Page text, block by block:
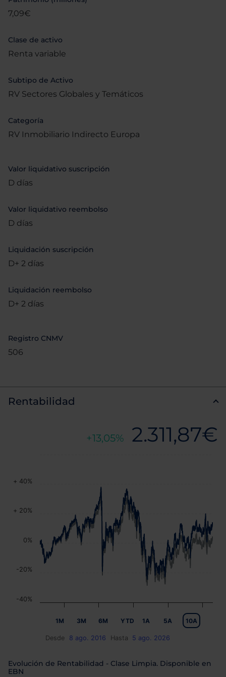
7,09€
Clase de activo
Renta variable
Subtipo de Activo
RV Sectores Globales y Temáticos
Categoría
RV Inmobiliario Indirecto Europa
Valor liquidativo suscripción
D días
Valor liquidativo reembolso
D días
Liquidación suscripción
D+ 2 días
Liquidación reembolso
D+ 2 días
Registro CNMV
506
Rentabilidad
2.311,87€
13,05%
1M 3M 6M YTD 1A 5A 10A
Desde 8 ago. 2016 Hasta 5 ago. 2026
-40%
-20%
0%
+ 20%
+ 40%
Evolución de Rentabilidad - Clase Limpia. Disponible en
EBN